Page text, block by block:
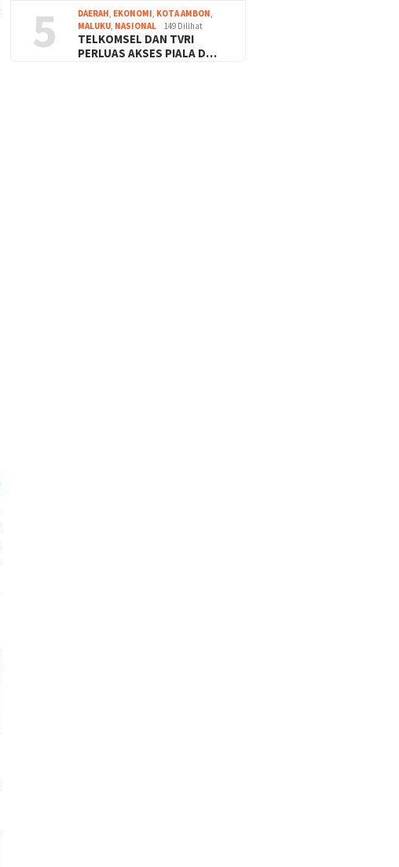
5 DAERAH, EKONOMI, KOTA AMBON,
MALUKU, NASIONAL 149 Dilihat
TELKOMSEL DAN TVRI
PERLUAS AKSES PIALA D…